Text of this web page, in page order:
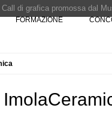
FORMAZIONE
di grafica promossa dal
di product design